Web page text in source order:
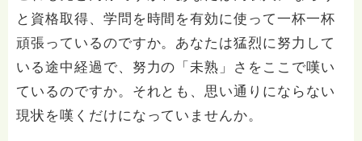
と資格取得、学問を時間を有効に使って一杯一杯
頑張っているのですか。あなたは猛烈に努力して
いる途中経過で、努力の「未熟」さをここで嘆い
ているのですか。それとも、思い通りにならない
現状を嘆くだけになっていませんか。